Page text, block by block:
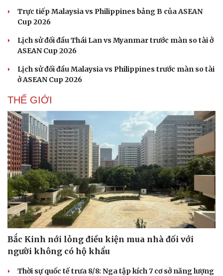
Trực tiếp Malaysia vs Philippines bảng B của ASEAN
Cup 2026
Lịch sử đối đầu Thái Lan vs Myanmar trước màn so tài ở
ASEAN Cup 2026
Lịch sử đối đầu Malaysia vs Philippines trước màn so tài
ở ASEAN Cup 2026
THẾ GIỚI
Bắc Kinh nới lỏng điều kiện mua nhà đối với
người không có hộ khẩu
Thời sự quốc tế trưa 8/8: Nga tập kích 7 cơ sở năng lượng